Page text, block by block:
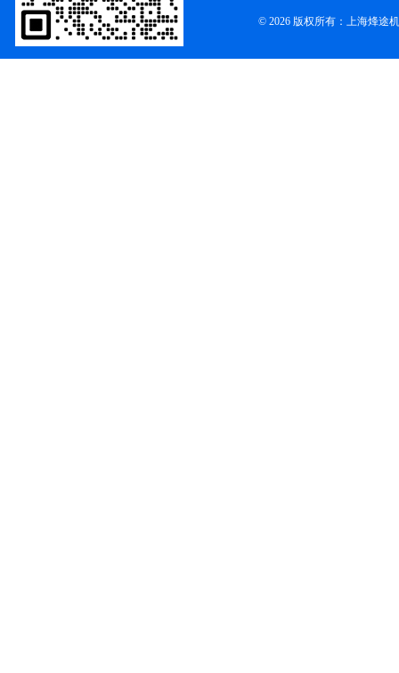
© 2026 版权所有：上海烽途